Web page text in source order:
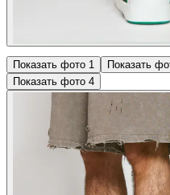
Показать фото 1 Показать
Показать фото 4